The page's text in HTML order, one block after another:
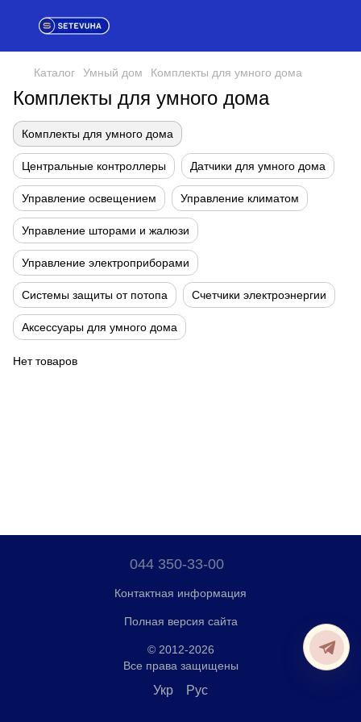
Каталог Умный дом Комплекты для умного дома
Комплекты для умного дома
Комплекты для умного дома
Центральные контроллеры Датчики для умного дома
Управление освещением Управление климатом
Управление шторами и жалюзи
Управление электроприборами
Системы защиты от потопа Счетчики электроэнергии
Аксессуары для умного дома
Нет товаров
044 350-33-00
Контактная информация
Полная версия сайта
© 2012-2026
Все права защищены
Укр Рус